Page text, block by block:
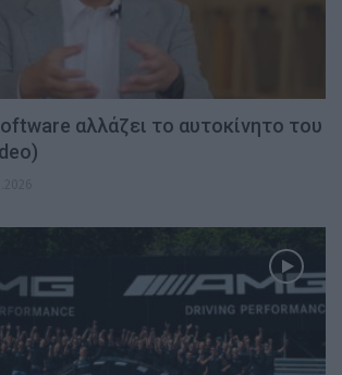
αλλάζει το αυτοκίνητο του